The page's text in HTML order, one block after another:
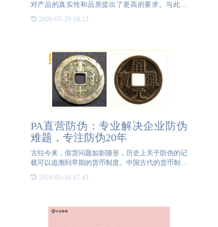
对产品的真实性和品质提出了更高的要求。与此同
时，企业也在寻求更高效的营销策略以提升市场竞争
力。在这种背景下，防伪溯源系统与返利营销的结合
2026-05-20 10:12
PA直营防伪：专业解决企业防伪
难题，专注防伪20年
古往今来，假货问题如影随形，历史上关于防伪的记
载可以追溯到早期的货币制度。中国古代的货币制度
劣货币的出现，各个朝代都有对货币进行防伪处理的
2026-05-16 17:43